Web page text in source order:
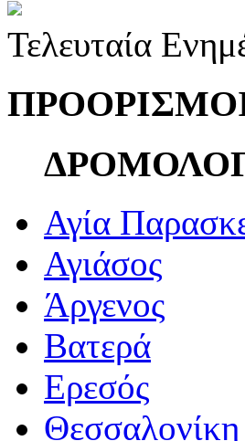
Τελευταία
Αγία
Αγιάσος
Άργενος
Βατερά
Ερεσός
Θεσσαλονίκη